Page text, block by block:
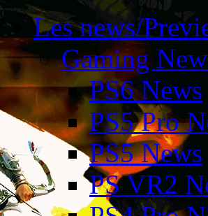
Les news/
Gaming
PS6 News
PS5 Pro
PS5 News
PS VR2